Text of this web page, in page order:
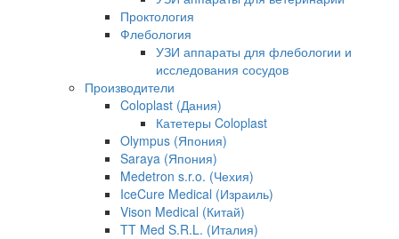
Проктология
Флебология
УЗИ аппараты для флебологии и
исследования сосудов
Производители
Coloplast (Дания)
Катетеры Coloplast
Olympus (Япония)
Saraya (Япония)
Medetron s.r.o. (Чехия)
IceCure Medical (Израиль)
Vison Medical (Китай)
TT Med S.R.L. (Италия)